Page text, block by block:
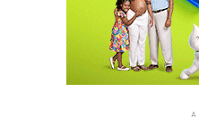
Durante o depoimento
exerceu o direito
, enquanto as
esclarecer todas as